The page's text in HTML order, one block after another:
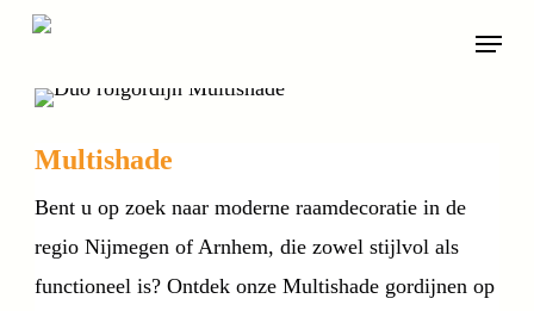
Skip
main
Menu
Multishade
Bent u op zoek naar moderne raamdecoratie in de
regio Nijmegen of Arnhem, die zowel stijlvol als
functioneel is? Ontdek onze Multishade gordijnen op